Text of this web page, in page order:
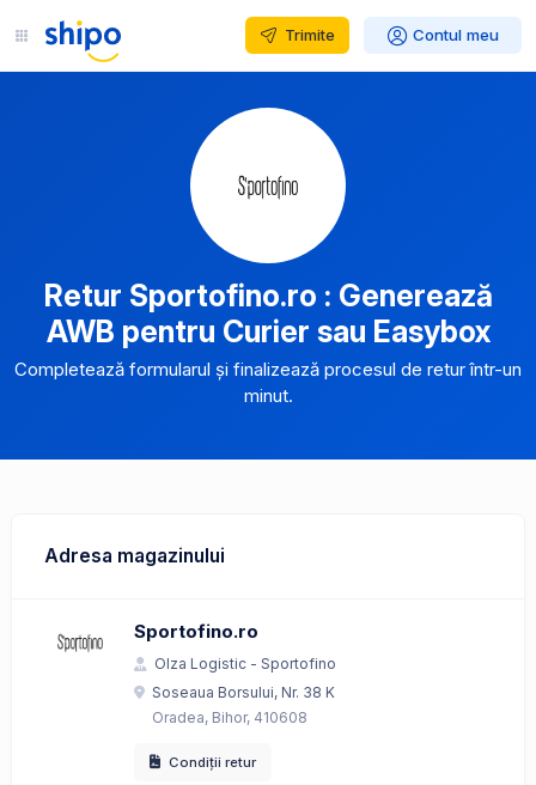
Trimite Contul meu
Retur Sportofino.ro : Generează
AWB pentru Curier sau Easybox
Completează formularul și finalizează procesul de retur într-un
minut.
Adresa magazinului
Sportofino.ro
Olza Logistic - Sportofino
Soseaua Borsului, Nr. 38 K
Oradea, Bihor, 410608
Condiții retur